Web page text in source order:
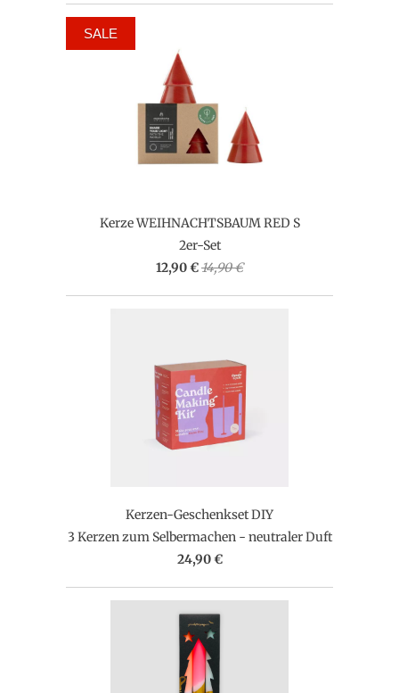
Kerze WEIHNACHTSBAUM RED S
2er-Set
12,90 €14,90 €
SALE
Kerzen-Geschenkset DIY
3 Kerzen zum Selbermachen - neutraler Duft
24,90 €